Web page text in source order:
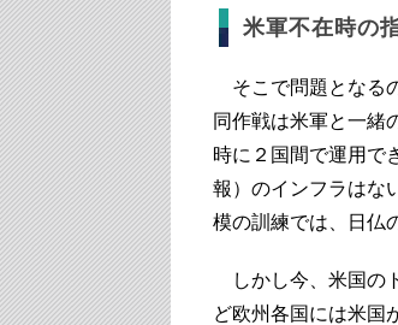
米軍不在時の
そこで問題となる
同作戦は米軍と一緒
時に２国間で運用で
報）のインフラはな
模の訓練では、日仏
しかし今、米国の
ど欧州各国には米国